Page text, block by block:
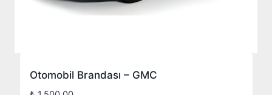
Otomobil Brandası – GMC